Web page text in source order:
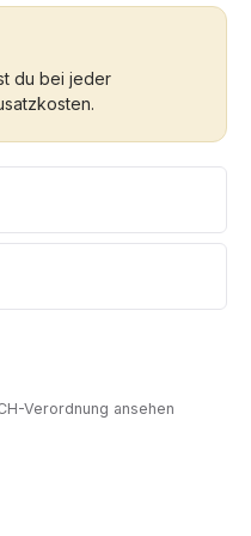
du bei jeder
Verordnung ansehen